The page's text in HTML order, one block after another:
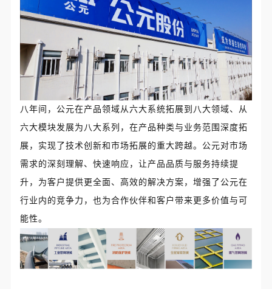
八年间，公元在产品领域从六大系统拓展到八大领域、从
六大模块发展为八大系列，在产品种类与业务范围深度拓
展，实现了技术创新和市场拓展的重大跨越。公元对市场
需求的深刻理解、快速响应，让产品品质与服务持续提
升，为客户提供更全面、高效的解决方案，增强了公元在
行业内的竞争力，也为合作伙伴和客户带来更多价值与可
能性。